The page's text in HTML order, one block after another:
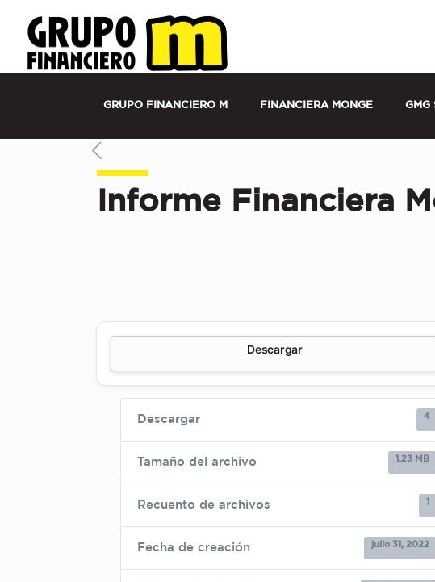
Seguros
GRUPO FINANCIERO M FINANCIERA MONGE GMG
Informe Financiera
Descargar
Descargar 4
Tamaño del archivo 1.23 MB
Recuento de archivos 1
Fecha de creación julio 31, 2022